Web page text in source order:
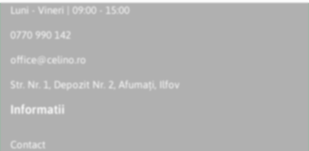
Luni - Vineri | 09:00 - 15:00
0770 990 142
office@celino.ro
Str. Nr. 1, Depozit Nr. 2, Afumați, Ilfov
Informatii
Contact